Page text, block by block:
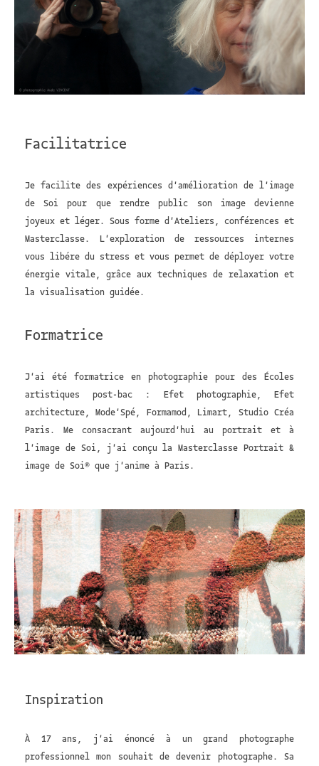
Facilitatrice
Je facilite des expériences d'amélioration de l'image
de Soi pour que rendre public son image devienne
joyeux et léger. Sous forme d'Ateliers, conférences et
Masterclasse. L'exploration de ressources internes
vous libére du stress et vous permet de déployer votre
énergie vitale, grâce aux techniques de relaxation et
la visualisation guidée.
Formatrice
J'ai été formatrice en photographie pour des Écoles
artistiques post-bac : Efet photographie, Efet
architecture, Mode'Spé, Formamod, Limart, Studio Créa
Paris. Me consacrant aujourd'hui au portrait et à
l'image de Soi, j'ai conçu la Masterclasse Portrait &
image de Soi® que j'anime à Paris.
Inspiration
À 17 ans, j'ai énoncé à un grand photographe
professionnel mon souhait de devenir photographe. Sa